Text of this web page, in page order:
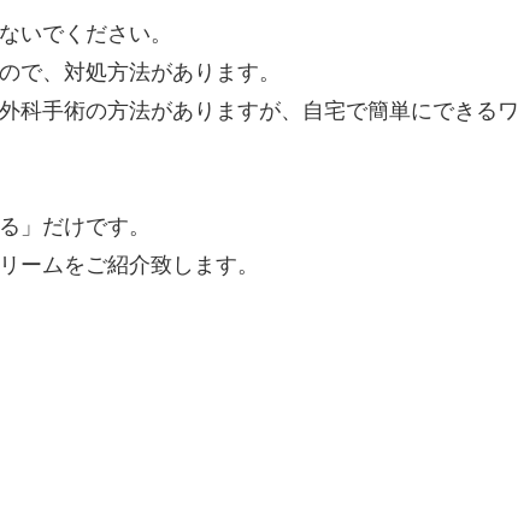
いでください。
で、対処方法があります。
科手術の方法がありますが、自宅で簡単にできるワ
」だけです。
ームをご紹介致します。